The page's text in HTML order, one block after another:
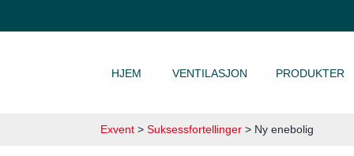
HJEM VENTILASJON PRODUKTER
Exvent > Suksessfortellinger > Ny enebolig